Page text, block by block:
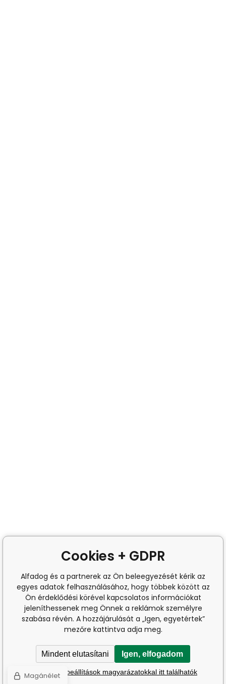
Cookies + GDPR
Alfadog és a partnerek az Ön beleegyezését kérik az
egyes adatok felhasználásához, hogy többek között az
Ön érdeklődési körével kapcsolatos információkat
jeleníthessenek meg Önnek a reklámok személyre
szabása révén. A hozzájárulását a „Igen, egyetértek”
mezőre kattintva adja meg.
Mindent elutasítani Igen, elfogadom
A részletes beállítások magyarázatokkal itt találhatók
Magánélet